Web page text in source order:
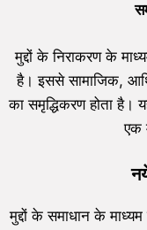
मुद्दों के निराकरण के
है। इससे सामाजिक,
का समृद्धिकरण होता है।
एक
मुद्दों के समाधान के